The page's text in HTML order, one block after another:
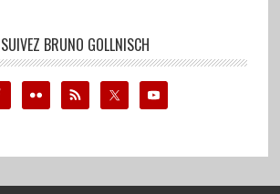
SUIVEZ BRUNO GOLLNISCH